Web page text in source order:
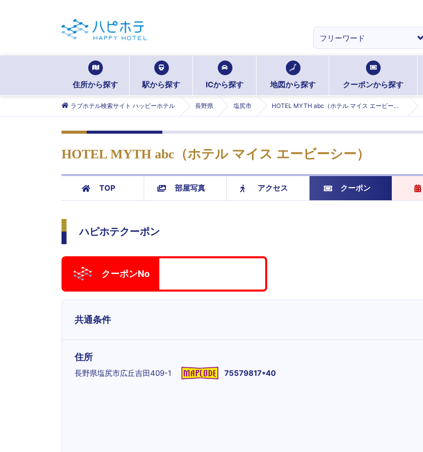
住所から探す 駅から探す ICから探す 地図から探す クーポンから探す
ラブホテル検索サイト ハッピーホテル 長野県 塩尻市 HOTEL MYTH abc（ホテル マイス エービーシー） (マイスエービーシー)
HOTEL MYTH abc（ホテル マイス エービーシー）
TOP 部屋写真 アクセス クーポン
ハピホテクーポン
クーポンNo
共通条件
住所
長野県塩尻市広丘吉田409-1 75579817*40